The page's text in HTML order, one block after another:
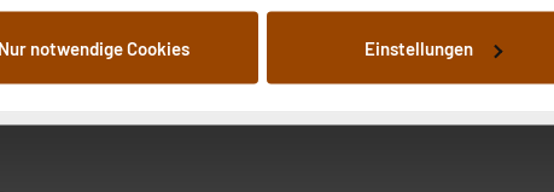
für die nachfolgend dargestellten bzw. die von Ihnen
VO) zu. Eine detaillierte Auflistung der einzelnen Cookies
teilweise zustimmen. Ihre erteilte Zustimmung können Sie
Nur notwendige Cookies Einstellungen